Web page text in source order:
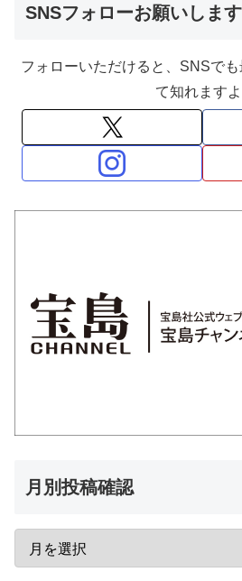
SNSフォローお願いします
フォローいただけると、SNSで
て知れます
月別投稿確認